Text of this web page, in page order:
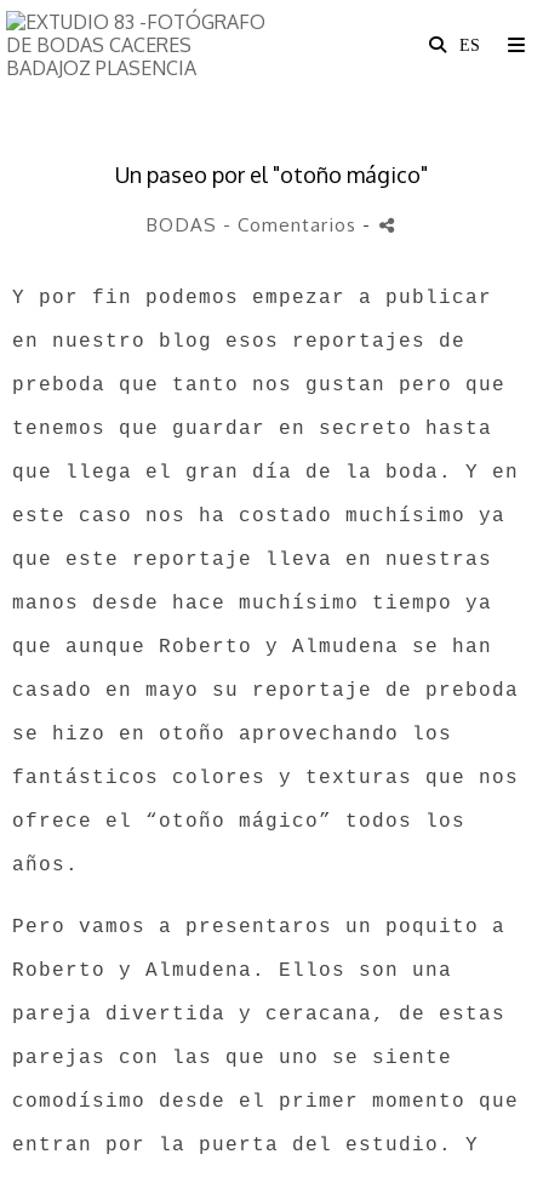
Un paseo por el "otoño mágico"
BODAS - Comentarios -
Y por fin podemos empezar a publicar
en nuestro blog esos reportajes de
preboda que tanto nos gustan pero que
tenemos que guardar en secreto hasta
que llega el gran día de la boda. Y en
este caso nos ha costado muchísimo ya
que este reportaje lleva en nuestras
manos desde hace muchísimo tiempo ya
que aunque Roberto y Almudena se han
casado en mayo su reportaje de preboda
se hizo en otoño aprovechando los
fantásticos colores y texturas que nos
ofrece el “otoño mágico” todos los
años.
Pero vamos a presentaros un poquito a
Roberto y Almudena. Ellos son una
pareja divertida y ceracana, de estas
parejas con las que uno se siente
comodísimo desde el primer momento que
entran por la puerta del estudio. Y